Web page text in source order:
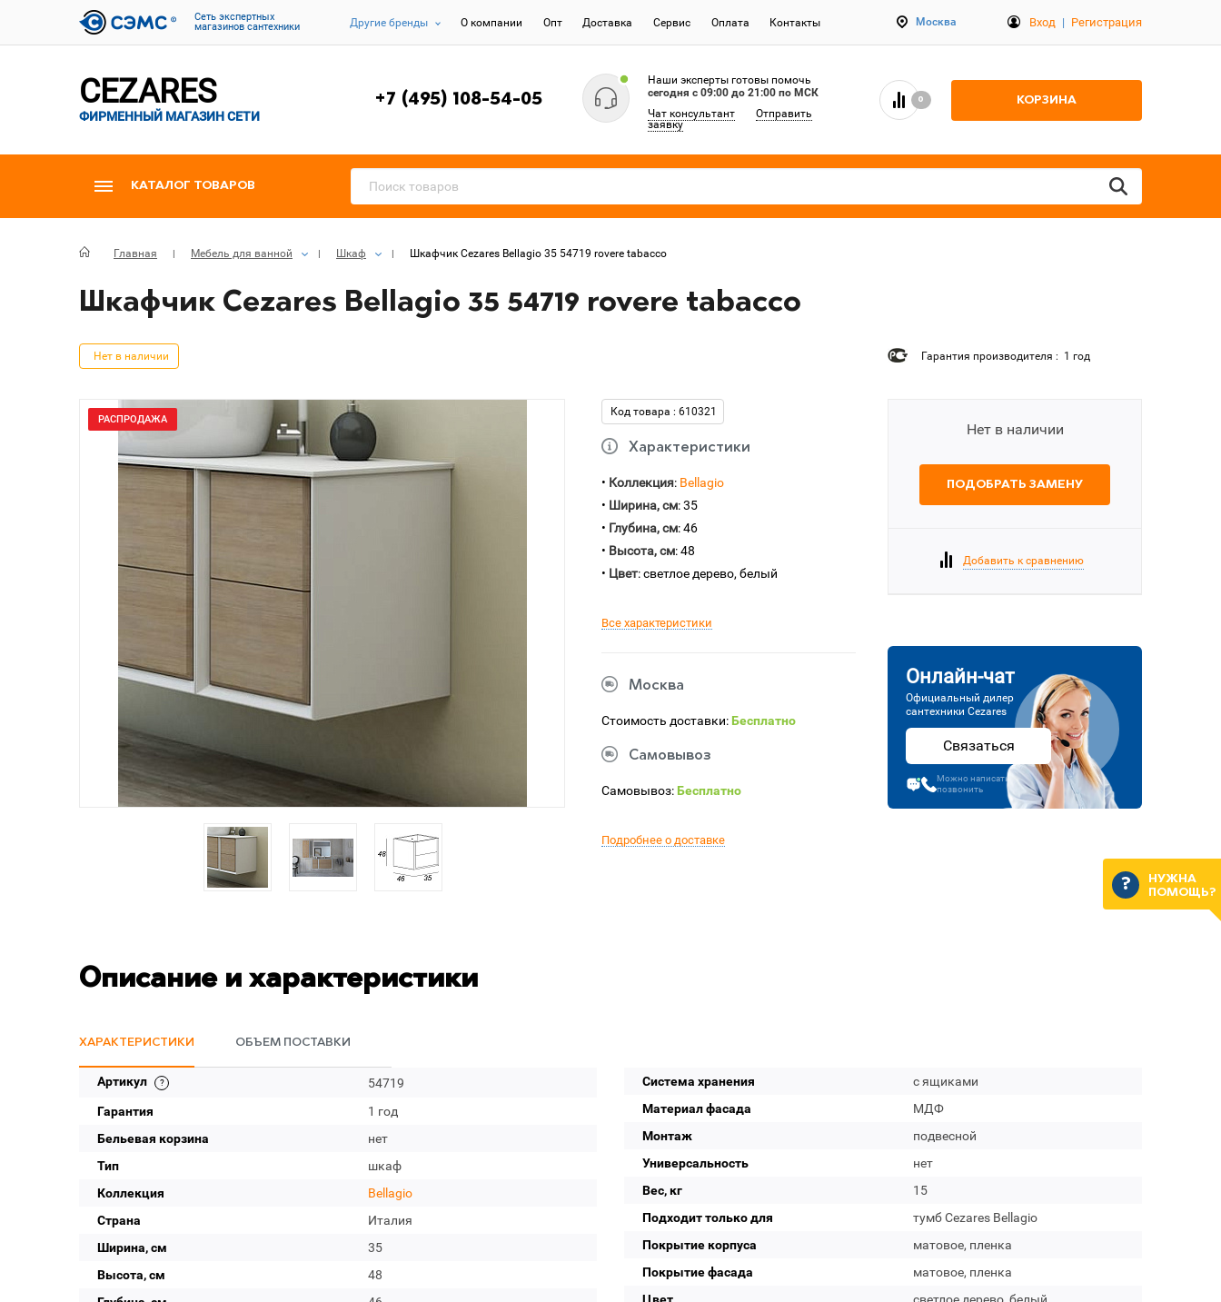
Cеть экспертных
магазинов сантехники
Другие бренды О компании Опт Доставка Сервис Оплата Контакты Москва Вход | Регистрация
CEZARES
ФИРМЕННЫЙ МАГАЗИН СЕТИ
+7 (495) 108-54-05
Наши эксперты готовы помочь
сегодня c 09:00 до 21:00 по МСК
Чат консультант
Отправить
заявку
0 КОРЗИНА
КАТАЛОГ ТОВАРОВ
Главная Мебель для ванной Шкаф Шкафчик Cezares Bellagio 35 54719 rovere tabacco
Шкафчик Cezares Bellagio 35 54719 rovere tabacco
Нет в наличии Гарантия производителя : 1 год
РАСПРОДАЖА
Код товара : 610321
Характеристики
• Коллекция: Bellagio
• Ширина, см: 35
• Глубина, см: 46
• Высота, см: 48
• Цвет: светлое дерево, белый
Все характеристики
Москва
Стоимость доставки:Бесплатно
Самовывоз
Самовывоз:Бесплатно
Подробнее о доставке
Нет в наличии
ПОДОБРАТЬ ЗАМЕНУ
Добавить к сравнению
Онлайн-чат
Официальный дилер
сантехники Cezares
Связаться
Можно написать или
позвонить
Описание и характеристики
ХАРАКТЕРИСТИКИ ОБЪЕМ ПОСТАВКИ
Артикул
54719
Гарантия
1 год
Бельевая корзина
нет
Тип
шкаф
Коллекция
Bellagio
Страна
Италия
Ширина, см
35
Высота, см
48
Система хранения
с ящиками
Материал фасада
МДФ
Монтаж
подвесной
Универсальность
нет
Вес, кг
15
Подходит только для
тумб Cezares Bellagio
Покрытие корпуса
матовое, пленка
Покрытие фасада
матовое, пленка
НУЖНА
ПОМОЩЬ?